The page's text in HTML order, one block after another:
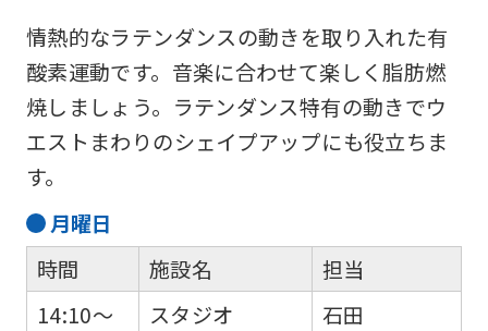
情熱的なラテンダンスの動きを取り入れた有
酸素運動です。音楽に合わせて楽しく脂肪燃
焼しましょう。ラテンダンス特有の動きでウ
エストまわりのシェイプアップにも役立ちま
す。
月曜日
時間
14:10～
施設名
スタジオ
担当
石田
automatically
translated
into
English.
Click
(start